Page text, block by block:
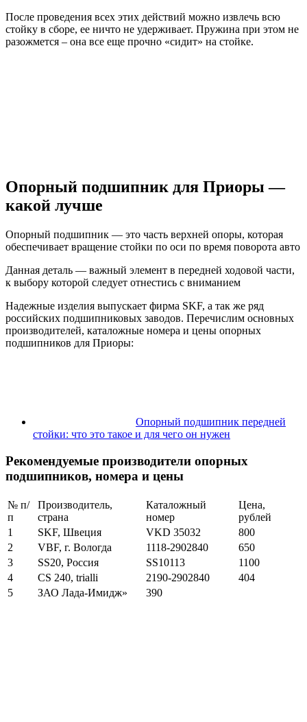
После проведения всех этих действий можно извлечь всю
стойку в сборе, ее ничто не удерживает. Пружина при этом не
разожмется – она все еще прочно «сидит» на стойке.
Опорный подшипник для Приоры —
какой лучше
Опорный подшипник — это часть верхней опоры, которая
обеспечивает вращение стойки по оси по время поворота авто
Данная деталь — важный элемент в передней ходовой части,
к выбору которой следует отнестись с вниманием
Надежные изделия выпускает фирма SKF, а так же ряд
российских подшипниковых заводов. Перечислим основных
производителей, каталожные номера и цены опорных
подшипников для Приоры:
Опорный подшипник передней
стойки: что это такое и для чего он нужен
Рекомендуемые производители опорных
подшипников, номера и цены
№ п/
п
Производитель,
страна
Каталожный
номер
Цена,
рублей
1
SKF, Швеция VKD 35032
800
2
VBF, г. Вологда 1118-2902840
650
3
SS20, Россия SS10113
1100
4
CS 240, trialli 2190-2902840
404
5
ЗАО Лада-Имидж» 390